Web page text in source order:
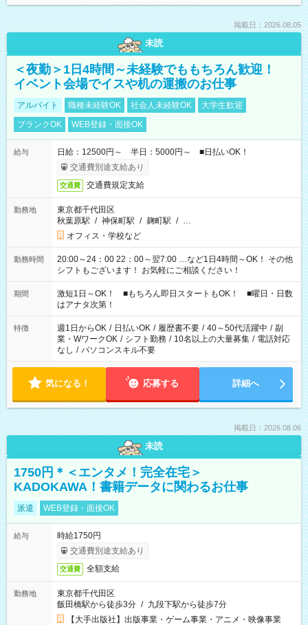
掲載日：2026.08.05
未読
＜夜勤＞1日4時間～未経験でももちろん歓迎！
イベント会場でイスや机の運搬のお仕事
アルバイト 職種未経験OK 社会人未経験OK
大学生歓迎
ブランクOK
WEB登録・面接OK
給与
日給：12500円～ 半日：5000円～ ■日払いOK！
交通費別途支給あり
交通費 交通費規定支給
勤務地
東京都千代田区
秋葉原駅 / 神保町駅 / 麹町駅 / …
オフィス・学校など
勤務時間
20:00～24：00 22：00～翌7:00 …など1日4時間～OK！ その他
シフトもございます！ お気軽にご相談ください！
期間
激短1日～OK！ ■もちろん即日スタートもOK！ ■曜日・日数
はアナタ次第！
特徴 週1日からOK / 日払いOK / 履歴書不要 / 40～50代活躍中 / 副
業・WワークOK / シフト勤務 / 10名以上の大量募集 / 電話対応
なし / パソコンスキル不要
気になる！ 応募する 詳細へ
掲載日：2026.08.06
未読
1750円＊＜エンタメ！完全在宅＞
KADOKAWA！書籍データに関わるお仕事
派遣 WEB登録・面接OK
給与
時給1750円
交通費別途支給あり
交通費 全額支給
勤務地
東京都千代田区
飯田橋駅から徒歩3分 / 九段下駅から徒歩7分
【大手出版社】出版事業・ゲーム事業・アニメ・映像事業